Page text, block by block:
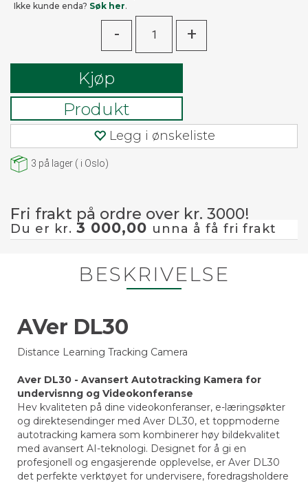
Ikke kunde enda? Søk her.
- +
Kjøp
Produkt
Legg i ønskeliste
3 på lager ( i Oslo)
Fri frakt på ordre over kr. 3000!
Du er kr. 3 000,00 unna å få fri frakt
BESKRIVELSE
AVer DL30
Distance Learning Tracking Camera
Aver DL30 - Avansert Autotracking Kamera for
undervisnng og Videokonferanse
Hev kvaliteten på dine videokonferanser, e-læringsøkter
og direktesendinger med Aver DL30, et toppmoderne
autotracking kamera som kombinerer høy bildekvalitet
med avansert AI-teknologi. Designet for å gi en
profesjonell og engasjerende opplevelse, er Aver DL30
det perfekte verktøyet for undervisere, foredragsholdere